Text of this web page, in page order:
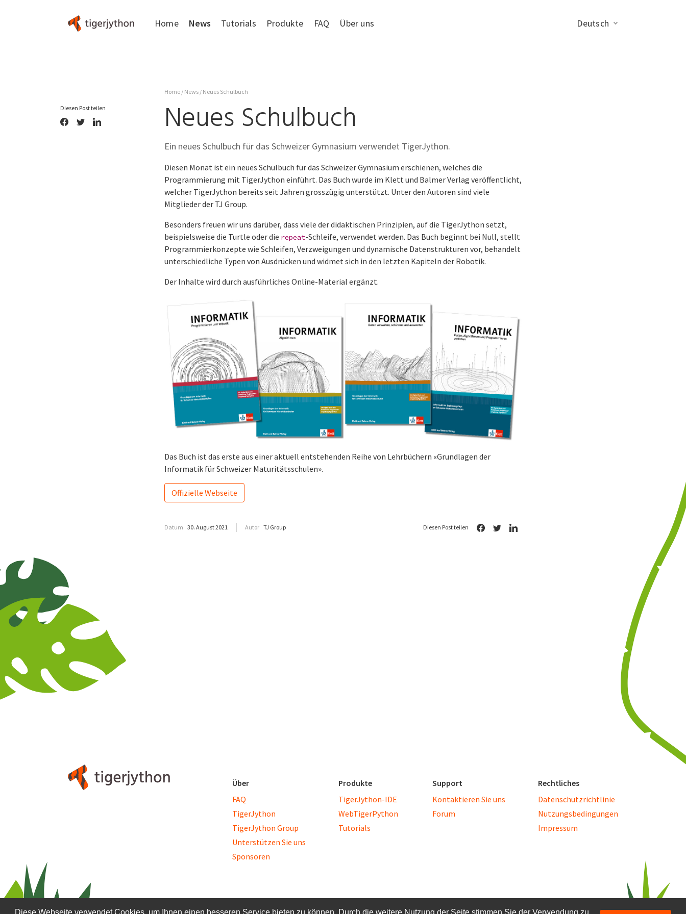
Diese Webseite verwendet Cookies, um Ihnen einen besseren Service bieten zu können. Durch die weitere Nutzung der Seite stimmen Sie der Verwendung zu.
Home News Tutorials Produkte FAQ Über uns
Deutsch
Diesen Post teilen
Home / News / Neues Schulbuch
Neues Schulbuch
Ein neues Schulbuch für das Schweizer Gymnasium verwendet TigerJython.
Diesen Monat ist ein neues Schulbuch für das Schweizer Gymnasium erschienen, welches die
Programmierung mit TigerJython einführt. Das Buch wurde im Klett und Balmer Verlag veröffentlicht,
welcher TigerJython bereits seit Jahren grosszügig unterstützt. Unter den Autoren sind viele
Mitglieder der TJ Group.
Besonders freuen wir uns darüber, dass viele der didaktischen Prinzipien, auf die TigerJython setzt,
beispielsweise die Turtle oder die repeat-Schleife, verwendet werden. Das Buch beginnt bei Null, stellt
Programmierkonzepte wie Schleifen, Verzweigungen und dynamische Datenstrukturen vor, behandelt
unterschiedliche Typen von Ausdrücken und widmet sich in den letzten Kapiteln der Robotik.
Der Inhalte wird durch ausführliches Online-Material ergänzt.
Das Buch ist das erste aus einer aktuell entstehenden Reihe von Lehrbüchern «Grundlagen der
Informatik für Schweizer Maturitätsschulen».
Offizielle Webseite
Datum 30. August 2021 Autor TJ Group Diesen Post teilen
Über
FAQ
TigerJython
TigerJython Group
Unterstützen Sie uns
Sponsoren
Produkte
TigerJython-IDE
WebTigerPython
Tutorials
Support
Kontaktieren Sie uns
Forum
Rechtliches
Datenschutzrichtlinie
Nutzungsbedingungen
Impressum